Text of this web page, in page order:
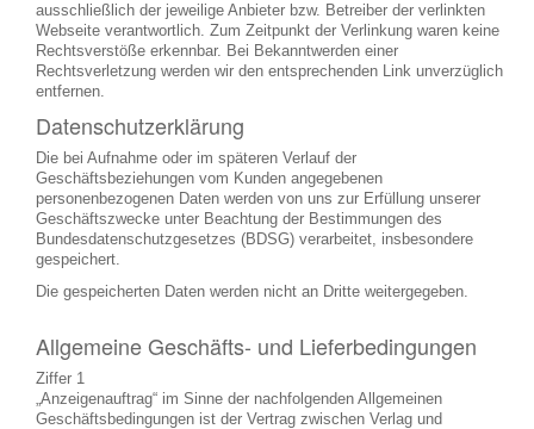
ausschließlich der jeweilige Anbieter bzw. Betreiber der verlinkten
Webseite verantwortlich. Zum Zeitpunkt der Verlinkung waren keine
Rechtsverstöße erkennbar. Bei Bekanntwerden einer
Rechtsverletzung werden wir den entsprechenden Link unverzüglich
entfernen.
Datenschutzerklärung
Die bei Aufnahme oder im späteren Verlauf der
Geschäftsbeziehungen vom Kunden angegebenen
personenbezogenen Daten werden von uns zur Erfüllung unserer
Geschäftszwecke unter Beachtung der Bestimmungen des
Bundesdatenschutzgesetzes (BDSG) verarbeitet, insbesondere
gespeichert.
Die gespeicherten Daten werden nicht an Dritte weitergegeben.
Allgemeine Geschäfts- und Lieferbedingungen
Ziffer 1
„Anzeigenauftrag“ im Sinne der nachfolgenden Allgemeinen
Geschäftsbedingungen ist der Vertrag zwischen Verlag und